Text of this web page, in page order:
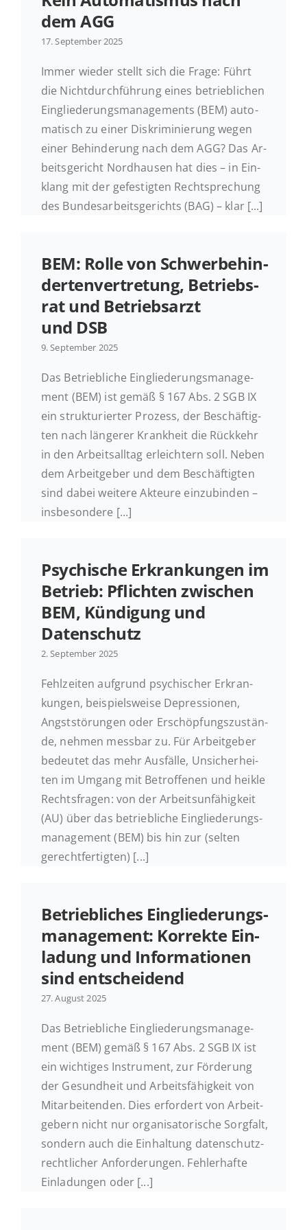
Kontakt
dem AGG
17. Sep­tem­ber 2025
Immer wieder stellt sich die Frage: Führt
die Nicht­durch­füh­rung eines be­trieb­li­chen
Ein­glie­de­rungs­ma­nage­ments (BEM) au­to­
ma­tisch zu einer Dis­kri­mi­nie­rung wegen
einer Be­hin­de­rung nach dem AGG? Das Ar­
beits­ge­richt Nord­hau­sen hat dies – in Ein­
klang mit der ge­fes­tig­ten Recht­spre­chung
des Bun­des­ar­beits­ge­richts (BAG) – klar [...]
BEM: Rolle von Schwer­be­hin­
der­ten­ver­tre­tung, Be­triebs­
rat und Be­triebs­arzt
und DSB
9. Sep­tem­ber 2025
Das Be­trieb­li­che Ein­glie­de­rungs­ma­nage­
ment (BEM) ist gemäß § 167 Abs. 2 SGB IX
ein struk­tu­rier­ter Prozess, der Be­schäf­tig­
ten nach län­ge­rer Krank­heit die Rück­kehr
in den Ar­beits­all­tag er­leich­tern soll. Neben
dem Ar­beit­ge­ber und dem Be­schäf­tig­ten
sind dabei weitere Akteure ein­zu­bin­den –
insbesondere [...]
Psy­chi­sche Er­kran­kun­gen im
Betrieb: Pflich­ten zwi­schen
BEM, Kün­di­gung und
Datenschutz
2. Sep­tem­ber 2025
Fehl­zei­ten auf­grund psy­chi­scher Er­kran­
kun­gen, bei­spiels­wei­se De­pres­sio­nen,
Angst­stö­run­gen oder Er­schöp­fungs­zu­stän­
de, nehmen messbar zu. Für Ar­beit­ge­ber
be­deu­tet das mehr Aus­fäl­le, Un­si­cher­hei­
ten im Umgang mit Be­trof­fe­nen und heikle
Rechts­fra­gen: von der Ar­beits­un­fä­hig­keit
(AU) über das be­trieb­li­che Ein­glie­de­rungs­
ma­nage­ment (BEM) bis hin zur (selten
gerechtfertigten) [...]
Be­trieb­li­ches Ein­glie­de­rungs­
ma­nage­ment: Kor­rek­te Ein­
la­dung und In­for­ma­tio­nen
sind entscheidend
27. August 2025
Das Be­trieb­li­che Ein­glie­de­rungs­ma­nage­
ment (BEM) gemäß § 167 Abs. 2 SGB IX ist
ein wich­ti­ges In­stru­ment, zur För­de­rung
der Ge­sund­heit und Ar­beits­fä­hig­keit von
Mit­ar­bei­ten­den. Dies er­for­dert von Ar­beit­
ge­bern nicht nur or­ga­ni­sa­to­ri­sche Sorg­falt,
sondern auch die Ein­hal­tung da­ten­schutz­
recht­li­cher An­for­de­run­gen. Feh­ler­haf­te
Ein­la­dun­gen oder [...]